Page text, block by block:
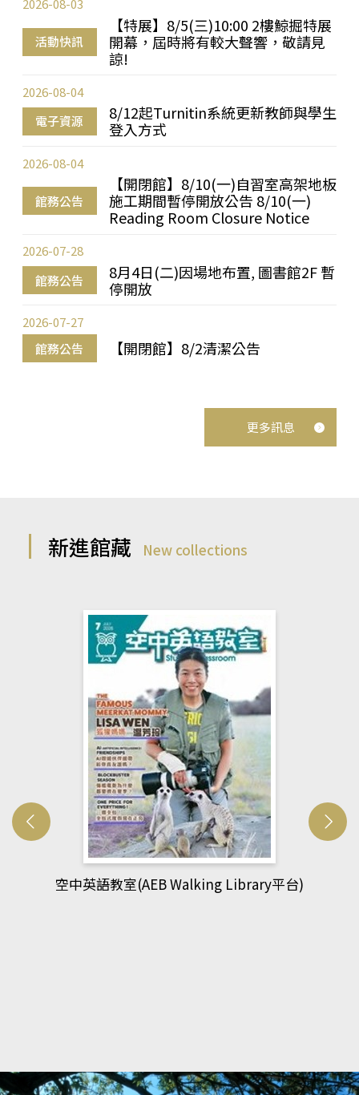
活動快訊
【特展】8/5(三)10:00 2樓鯨掘特展
開幕，屆時將有較大聲響，敬請見
諒!
2026-08-03
電子資源
8/12起Turnitin系統更新教師與學生
登入方式
2026-08-04
館務公告
【開閉館】8/10(一)自習室高架地板
施工期間暫停開放公告 8/10(一)
Reading Room Closure Notice
2026-08-04
館務公告
8月4日(二)因場地布置, 圖書館2F 暫
停開放
2026-07-28
館務公告 【開閉館】8/2清潔公告
2026-07-27
更多訊息
新進館藏 New collections
網管人(kono平台)